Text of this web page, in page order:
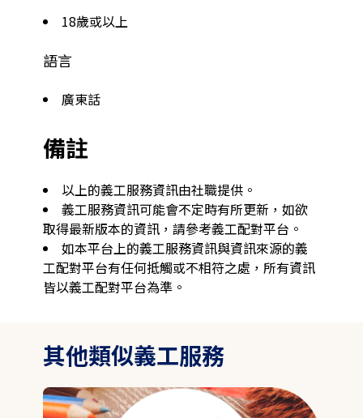
18歲或以上
語言
廣東話
備註
以上的義工服務資訊由社職提供。
義工服務資訊可能會不定時有所更新，如欲
取得最新版本的資訊，請參考義工配對平台。
如本平台上的義工服務資訊與資訊來源的義
工配對平台有任何抵觸或不相符之處，所有資訊
皆以義工配對平台為準。
其他類似義工服務